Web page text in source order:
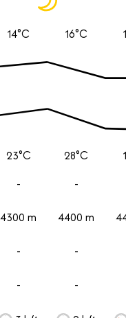
14°C
23°C
-
4300 m
-
-
16°C
28°C
-
4400 m
-
-